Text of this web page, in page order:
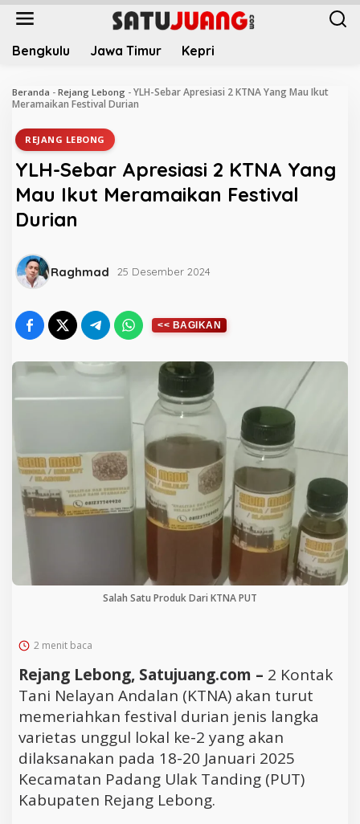
L
Bengkulu Jawa Timur Kepri
Beranda - Rejang Lebong - YLH-Sebar Apresiasi 2 KTNA Yang Mau Ikut
Meramaikan Festival Durian
REJANG LEBONG
YLH-Sebar Apresiasi 2 KTNA Yang
Mau Ikut Meramaikan Festival
Durian
Raghmad 25 Desember 2024
Salah Satu Produk Dari KTNA PUT
2 menit baca
Rejang Lebong, Satujuang.com – 2 Kontak
Tani Nelayan Andalan (KTNA) akan turut
memeriahkan festival durian jenis langka
varietas unggul lokal ke-2 yang akan
dilaksanakan pada 18-20 Januari 2025
Kecamatan Padang Ulak Tanding (PUT)
Kabupaten Rejang Lebong.